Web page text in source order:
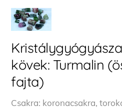
kövek: Turmalin
fajta)
Csakra: koronacsakra,